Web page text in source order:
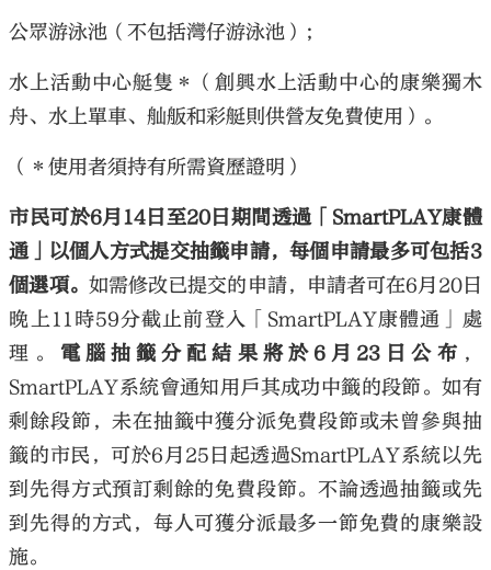
公眾游泳池（不包括灣仔游泳池）；
水上活動中心艇隻＊（創興水上活動中心的康樂獨木
舟、水上單車、舢舨和彩艇則供營友免費使用）。
（＊使用者須持有所需資歷證明）
市民可於6月14日至20日期間透過「SmartPLAY康體
通」以個人方式提交抽籤申請，每個申請最多可包括3
個選項。 如需修改已提交的申請，申請者可在6月20日
晚上11時59分截止前登入「SmartPLAY康體通」處
理。 電腦抽籤分配結果將於6月23日公布 ，
SmartPLAY系統會通知用戶其成功中籤的段節。如有
剩餘段節，未在抽籤中獲分派免費段節或未曾參與抽
籤的市民，可於6月25日起透過SmartPLAY系統以先
到先得方式預訂剩餘的免費段節。不論透過抽籤或先
到先得的方式，每人可獲分派最多一節免費的康樂設
施。